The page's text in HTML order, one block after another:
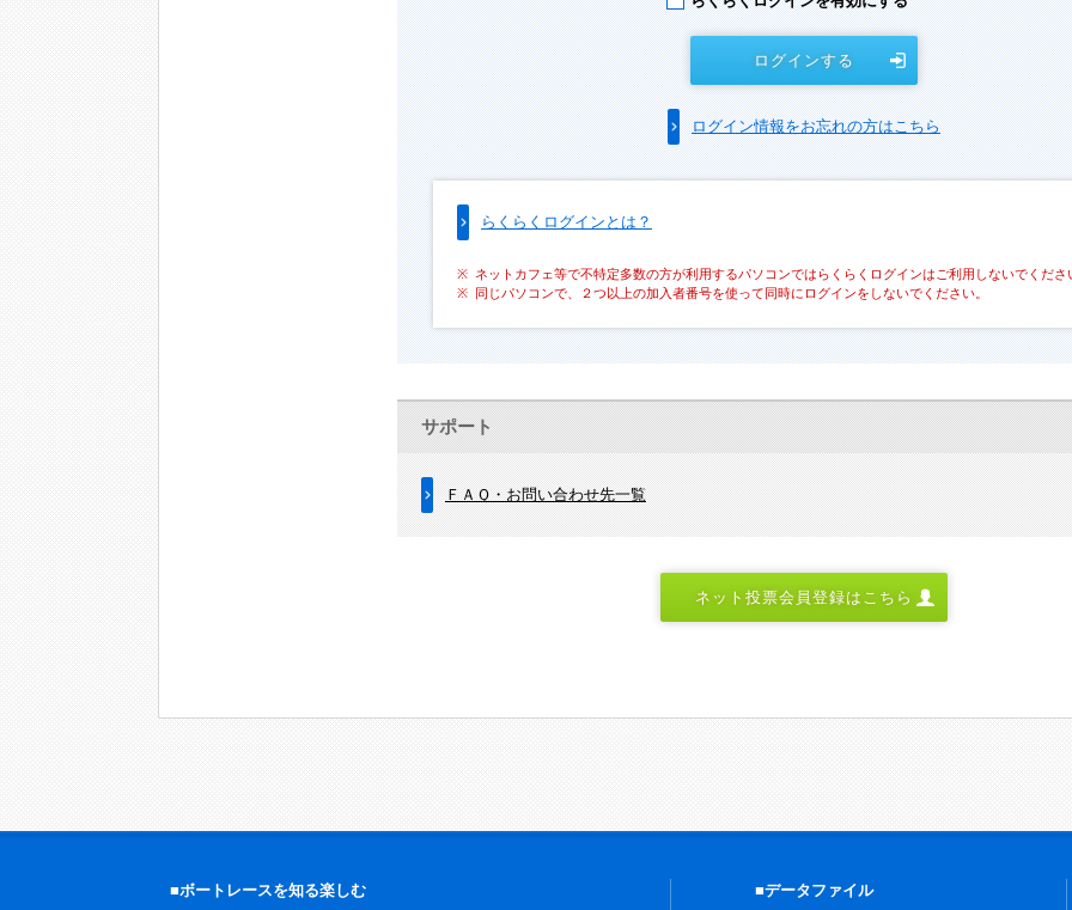
ログインする
ログイン情報をお忘れの方はこちら
らくらくログインとは？
ネットカフェ等で不特定多数の方が利用するパソコンではらくらくログインはご利用しないでくださ
同じパソコンで、２つ以上の加入者番号を使って同時にログインをしないでください。
サポート
ＦＡＱ・お問い合わせ先一覧
ネット投票会員登録はこちら
■ボートレースを知る楽しむ ■データファイル